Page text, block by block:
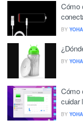
Cómo
BY
BY
Cómo
cuidar
BY